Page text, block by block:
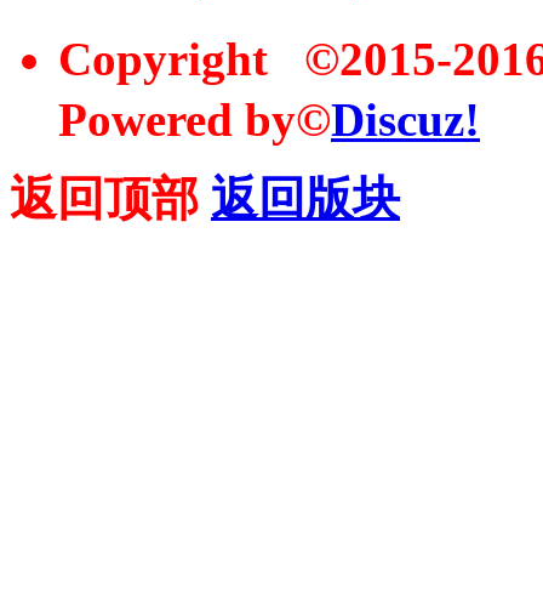
Copyright ©2015-
Powered by©Discuz!
返回顶部 返回版块